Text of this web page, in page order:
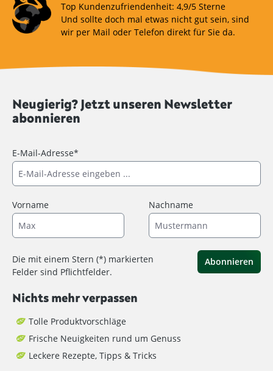
Top Kundenzufriendenheit: 4,9/5 Sterne
Und sollte doch mal etwas nicht gut sein, sind
wir per Mail oder Telefon direkt für Sie da.
Neugierig? Jetzt unseren Newsletter
abonnieren
E-Mail-Adresse*
Vorname Nachname
Die mit einem Stern (*) markierten
Felder sind Pflichtfelder.
Abonnieren
Nichts mehr verpassen
Tolle Produktvorschläge
Frische Neuigkeiten rund um Genuss
Leckere Rezepte, Tipps & Tricks